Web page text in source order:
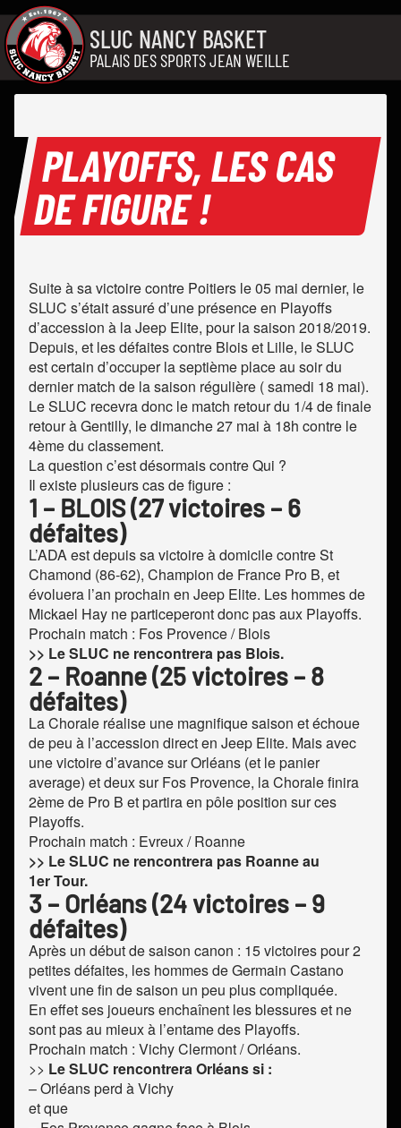
Aller au contenu
SLUC NANCY BASKET
PALAIS DES SPORTS JEAN WEILLE
PLAYOFFS, LES CAS
DE FIGURE !
Suite à sa victoire contre Poitiers le 05 mai dernier, le
SLUC s’était assuré d’une présence en Playoffs
d’accession à la Jeep Elite, pour la saison 2018/2019.
Depuis, et les défaites contre Blois et Lille, le SLUC
est certain d’occuper la septième place au soir du
dernier match de la saison régulière ( samedi 18 mai).
Le SLUC recevra donc le match retour du 1/4 de finale
retour à Gentilly, le dimanche 27 mai à 18h contre le
4ème du classement.
La question c’est désormais contre Qui ?
Il existe plusieurs cas de figure :
1 – BLOIS (27 victoires – 6
défaites)
L’ADA est depuis sa victoire à domicile contre St
Chamond (86-62), Champion de France Pro B, et
évoluera l’an prochain en Jeep Elite. Les hommes de
Mickael Hay ne particeperont donc pas aux Playoffs.
Prochain match : Fos Provence / Blois
>> Le SLUC ne rencontrera pas Blois.
2 – Roanne (25 victoires – 8
défaites)
La Chorale réalise une magnifique saison et échoue
de peu à l’accession direct en Jeep Elite. Mais avec
une victoire d’avance sur Orléans (et le panier
average) et deux sur Fos Provence, la Chorale finira
2ème de Pro B et partira en pôle position sur ces
Playoffs.
Prochain match : Evreux / Roanne
>> Le SLUC ne rencontrera pas Roanne au
1er Tour.
3 – Orléans (24 victoires – 9
défaites)
Après un début de saison canon : 15 victoires pour 2
petites défaites, les hommes de Germain Castano
vivent une fin de saison un peu plus compliquée.
En effet ses joueurs enchaînent les blessures et ne
sont pas au mieux à l’entame des Playoffs.
Prochain match : Vichy Clermont / Orléans.
>> Le SLUC rencontrera Orléans si :
– Orléans perd à Vichy
et que